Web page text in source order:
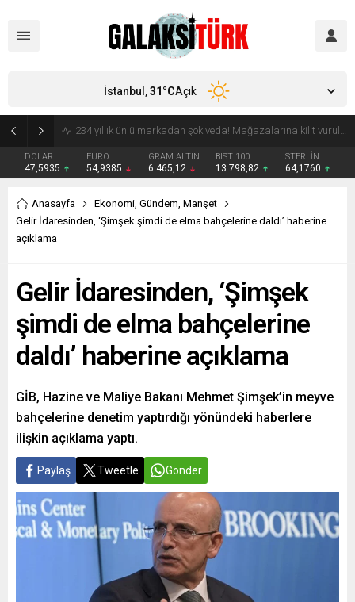
Vücudunuzu zehirliyor: Varsa çöpe atın! Yiyeni hasta ediyor
DOLAR
47,5935
EURO
54,9385
GRAM ALTIN
6.465,12
BIST 100
13.798,82
STERLİN
64,1760
İstanbul,31°CAçık
Anasayfa Ekonomi, Gündem, Manşet
Gelir İdaresinden, ‘Şimşek şimdi de elma bahçelerine daldı’ haberine
açıklama
Gelir İdaresinden, ‘Şimşek
şimdi de elma bahçelerine
daldı’ haberine açıklama
GİB, Hazine ve Maliye Bakanı Mehmet Şimşek’in meyve
bahçelerine denetim yaptırdığı yönündeki haberlere
ilişkin açıklama yaptı.
Paylaş Tweetle Gönder